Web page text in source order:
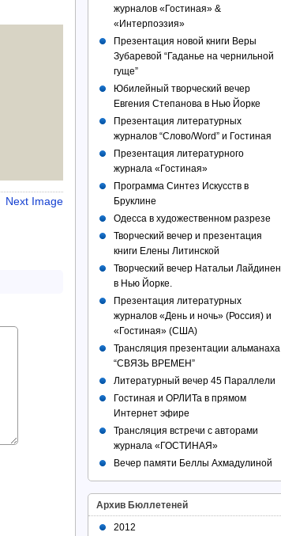
Next Image
журналов «Гостиная» &
«Интерпоэзия»
Презентация новой книги Веры
Зубаревой “Гаданье на чернильной
гуще”
Юбилейный творческий вечер
Евгения Степанова в Нью Йорке
Презентация литературных
журналов “Слово/Word” и Гостиная
Презентация литературного
журнала «Гостиная»
Программа Синтез Искусств в
Бруклине
Одесса в художественном разрезе
Творческий вечер и презентация
книги Елены Литинской
Творческий вечер Натальи Лайдинен
в Нью Йорке.
Презентация литературных
журналов «День и ночь» (Россия) и
«Гостиная» (США)
Трансляция презентации альманаха
“СВЯЗЬ ВРЕМЕН”
Литературный вечер 45 Параллели
Гостиная и ОРЛИТа в прямом
Интернет эфире
Трансляция встречи с авторами
журнала «ГОСТИНАЯ»
Вечер памяти Беллы Ахмадулиной
Архив Бюллетеней
2012